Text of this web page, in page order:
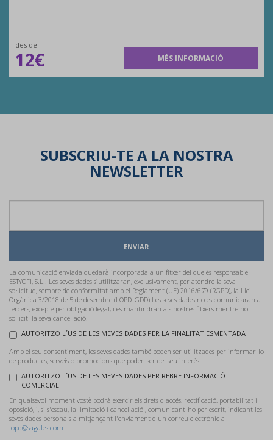
des de
12€ MÉS INFORMACIÓ
SUBSCRIU-TE A LA NOSTRA
NEWSLETTER
ENVIAR
La comunicació enviada quedarà incorporada a un fitxer del que és responsable
ESTYOFI, S.L.. Les seves dades s´utilitzaran, exclusivament, per atendre la seva
sol·licitud, sempre de conformitat amb el Reglament (UE) 2016/679 (RGPD), la Llei
Orgànica 3/2018 de 5 de desembre (LOPD_GDD) Les seves dades no es comunicaran a
tercers, excepte per obligació legal, i es mantindran als nostres fitxers mentre no
sol·liciti la seva cancel·lació.
AUTORITZO L´US DE LES MEVES DADES PER LA FINALITAT ESMENTADA
Amb el seu consentiment, les seves dades també poden ser utilitzades per informar-lo
de productes, serveis o promocions que poden ser del seu interès.
AUTORITZO L´US DE LES MEVES DADES PER REBRE INFORMACIÓ
COMERCIAL
En qualsevol moment vostè podrà exercir els drets d'accés, rectificació, portabilitat i
oposició, i, si s'escau, la limitació i cancel·lació , comunicant-ho per escrit, indicant les
seves dades personals a mitjançant l'enviament d'un correu electrònic a
lopd@sagales.com.